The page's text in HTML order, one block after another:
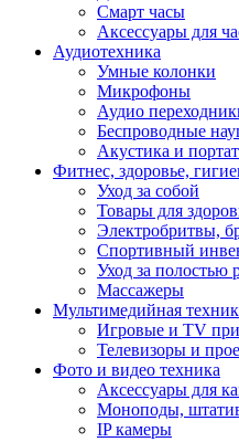
Смарт часы
Аксессуары для
Аудиотехника
Умные колонки
Микрофоны
Аудио
Беспроводные
Акустика и
Фитнес, здоровье,
Уход за собой
Товары для
Электробритвы,
Спортивный
Уход за полостью
Массажеры
Мультимедийная
Игровые и TV
Телевизоры и
Фото и видео техника
Аксессуары для
Моноподы,
IP камеры